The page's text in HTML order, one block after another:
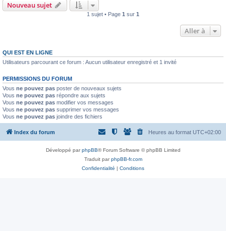
Nouveau sujet
1 sujet • Page 1 sur 1
Aller à
QUI EST EN LIGNE
Utilisateurs parcourant ce forum : Aucun utilisateur enregistré et 1 invité
PERMISSIONS DU FORUM
Vous ne pouvez pas poster de nouveaux sujets
Vous ne pouvez pas répondre aux sujets
Vous ne pouvez pas modifier vos messages
Vous ne pouvez pas supprimer vos messages
Vous ne pouvez pas joindre des fichiers
Index du forum Heures au format UTC+02:00
Développé parphpBB® Forum Software © phpBB Limited
Traduit parphpBB-fr.com
Confidentialité | Conditions